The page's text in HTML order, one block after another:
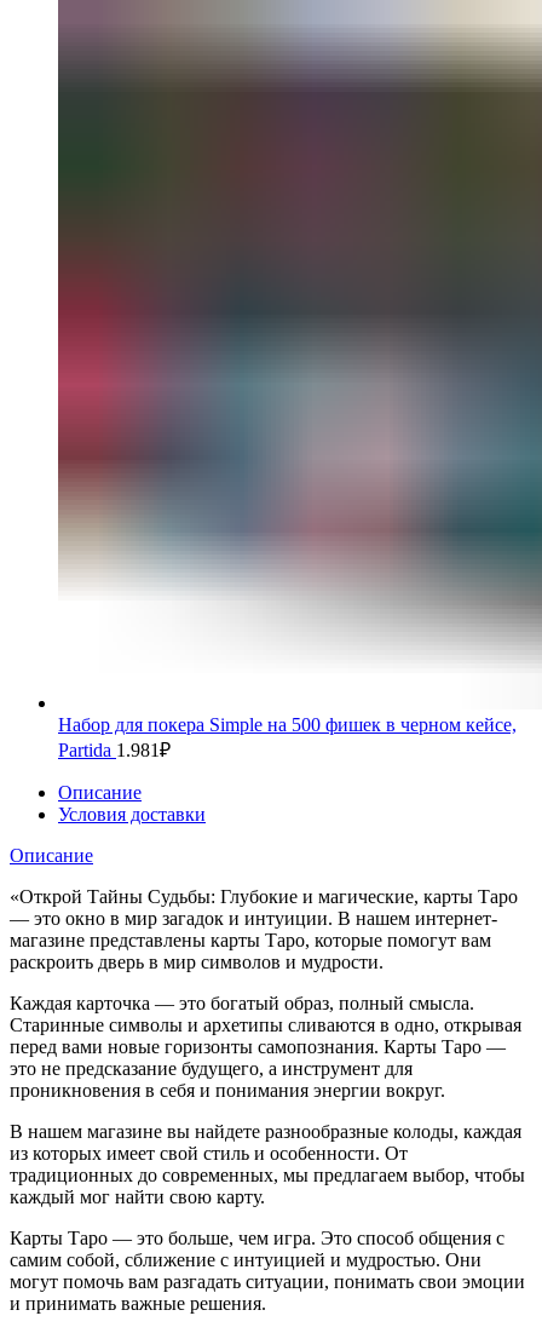
Набор для покера Simple на 500 фишек в черном кейсе,
Partida 1.981₽
Описание
Условия доставки
Описание
«Открой Тайны Судьбы: Глубокие и магические, карты Таро
— это окно в мир загадок и интуиции. В нашем интернет-
магазине представлены карты Таро, которые помогут вам
раскроить дверь в мир символов и мудрости.
Каждая карточка — это богатый образ, полный смысла.
Старинные символы и архетипы сливаются в одно, открывая
перед вами новые горизонты самопознания. Карты Таро —
это не предсказание будущего, а инструмент для
проникновения в себя и понимания энергии вокруг.
В нашем магазине вы найдете разнообразные колоды, каждая
из которых имеет свой стиль и особенности. От
традиционных до современных, мы предлагаем выбор, чтобы
каждый мог найти свою карту.
Карты Таро — это больше, чем игра. Это способ общения с
самим собой, сближение с интуицией и мудростью. Они
могут помочь вам разгадать ситуации, понимать свои эмоции
и принимать важные решения.